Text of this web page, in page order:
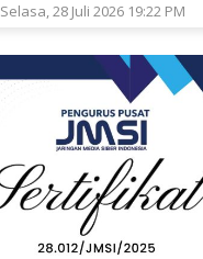
Selasa, 28 Juli 2026 19:22 PM